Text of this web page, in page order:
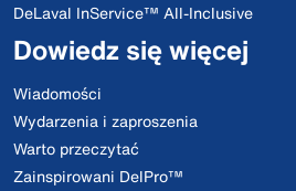
DeLaval InService™ All-Inclusive
Dowiedz się więcej
Wiadomości
Wydarzenia i zaproszenia
Warto przeczytać
Zainspirowani DelPro™